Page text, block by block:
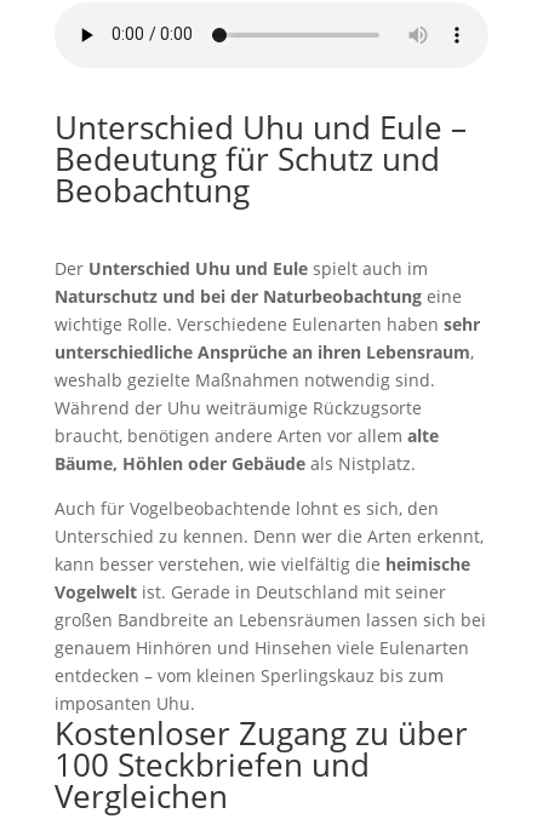
Unterschied Uhu und Eule –
Bedeutung für Schutz und
Beobachtung
Der Unterschied Uhu und Eulespielt auch im
Naturschutz und bei der Naturbeobachtungeine
wichtige Rolle. Verschiedene Eulenarten haben sehr
unterschiedliche Ansprüche an ihren Lebensraum,
weshalb gezielte Maßnahmen notwendig sind.
Während der Uhu weiträumige Rückzugsorte
braucht, benötigen andere Arten vor allem alte
Bäume, Höhlen oder Gebäudeals Nistplatz.
Auch für Vogelbeobachtende lohnt es sich, den
Unterschied zu kennen. Denn wer die Arten erkennt,
kann besser verstehen, wie vielfältig die heimische
Vogelweltist. Gerade in Deutschland mit seiner
großen Bandbreite an Lebensräumen lassen sich bei
genauem Hinhören und Hinsehen viele Eulenarten
entdecken – vom kleinen Sperlingskauz bis zum
imposanten Uhu.
Kostenloser Zugang zu über
100 Steckbriefen und
Vergleichen